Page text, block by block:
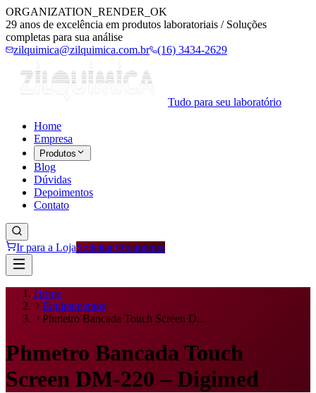
ORGANIZATION_RENDER_OK
29 anos de excelência em produtos laboratoriais / Soluções
completas para sua análise
zilquimica@zilquimica.com.br
(16) 3434-2629
Tudo para seu laboratório
Home
Empresa
Produtos
Blog
Dúvidas
Depoimentos
Contato
Ir para a LojaSolicitar Orçamento
Home
Equipamentos
Phmetro Bancada Touch Screen D...
Phmetro Bancada Touch
Screen DM-220 – Digimed